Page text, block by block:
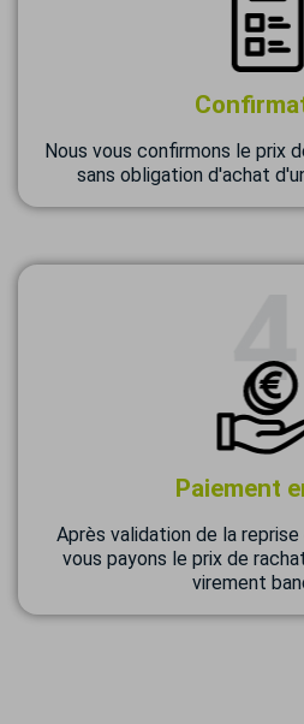
Nous vous confirmons le prix
sans obligation d'achat
Paiement
Après validation de la
vous payons le prix de
virement